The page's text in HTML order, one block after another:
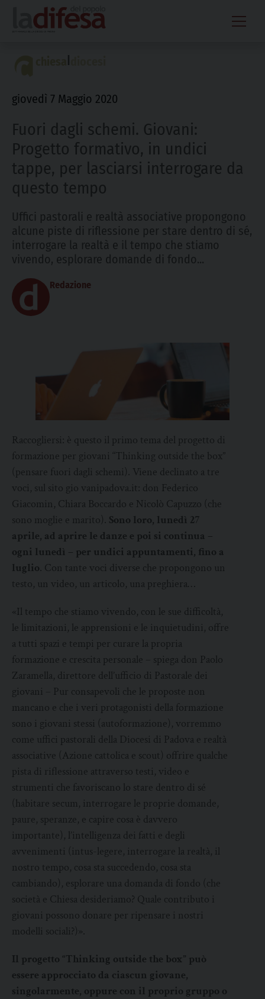
content
giovedì 7 Maggio 2020
Fuori dagli schemi. Giovani:
Progetto formativo, in undici
tappe, per lasciarsi interrogare da
questo tempo
Uffici pastorali e realtà associative propongono
alcune piste di riflessione per stare dentro di sé,
interrogare la realtà e il tempo che stiamo
vivendo, esplorare domande di fondo...
Redazione
Raccogliersi: è questo il primo tema del progetto di
formazione per giovani “Thinking outside the box”
(pensare fuori dagli schemi). Viene declinato a tre
voci, sul sito gio vanipadova.it: don Federico
Giacomin, Chiara Boccardo e Nicolò Capuzzo (che
sono moglie e marito). Sono loro, lunedì 27
aprile, ad aprire le danze e poi si continua –
ogni lunedì – per undici appuntamenti, fino a
luglio . Con tante voci diverse che propongono un
testo, un video, un articolo, una preghiera…
«Il tempo che stiamo vivendo, con le sue difficoltà,
le limitazioni, le apprensioni e le inquietudini, offre
a tutti spazi e tempi per curare la propria
formazione e crescita personale – spiega don Paolo
Zaramella, direttore dell’ufficio di Pastorale dei
giovani – Pur consapevoli che le proposte non
mancano e che i veri protagonisti della formazione
sono i giovani stessi (autoformazione), vorremmo
come uffici pastorali della Diocesi di Padova e realtà
associative (Azione cattolica e scout) offrire qualche
pista di riflessione attraverso testi, video e
strumenti che favoriscano lo stare dentro di sé
(habitare secum, interrogare le proprie domande,
paure, speranze, e capire cosa è davvero
importante), l’intelligenza dei fatti e degli
avvenimenti (intus-legere, interrogare la realtà, il
nostro tempo, cosa sta succedendo, cosa sta
cambiando), esplorare una domanda di fondo (che
società e Chiesa desideriamo? Quale contributo i
giovani possono donare per ripensare i nostri
modelli sociali?)».
Il progetto “Thinking outside the box” può
essere approcciato da ciascun giovane,
singolarmente, oppure con il proprio gruppo o